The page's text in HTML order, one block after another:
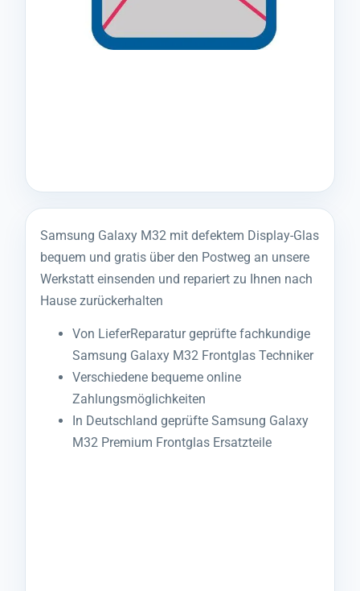
Samsung Galaxy M32 mit defektem Display-Glas
bequem und gratis über den Postweg an unsere
Werkstatt einsenden und repariert zu Ihnen nach
Hause zurückerhalten
Von LieferReparatur geprüfte fachkundige
Samsung Galaxy M32 Frontglas Techniker
Verschiedene bequeme online
Zahlungsmöglichkeiten
In Deutschland geprüfte Samsung Galaxy
M32 Premium Frontglas Ersatzteile